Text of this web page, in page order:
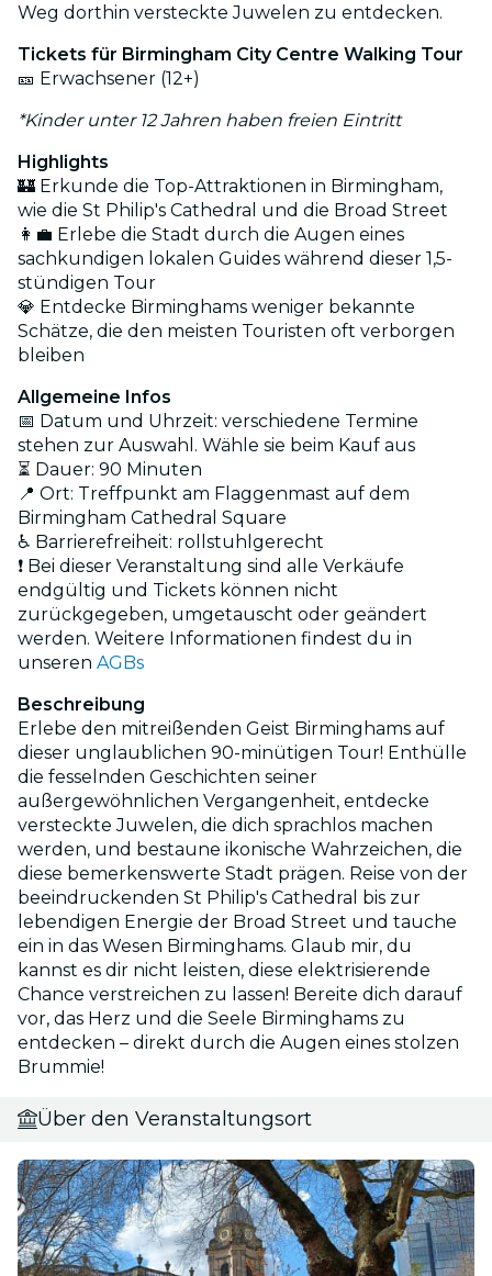
Weg dorthin versteckte Juwelen zu entdecken.
Tickets für Birmingham City Centre Walking Tour
🎫 Erwachsener (12+)
*Kinder unter 12 Jahren haben freien Eintritt
Highlights
🏰 Erkunde die Top-Attraktionen in Birmingham,
wie die St Philip's Cathedral und die Broad Street
👩‍💼 Erlebe die Stadt durch die Augen eines
sachkundigen lokalen Guides während dieser 1,5-
stündigen Tour
💎 Entdecke Birminghams weniger bekannte
Schätze, die den meisten Touristen oft verborgen
bleiben
Allgemeine Infos
📅 Datum und Uhrzeit: verschiedene Termine
stehen zur Auswahl. Wähle sie beim Kauf aus
⏳ Dauer: 90 Minuten
📍 Ort: Treffpunkt am Flaggenmast auf dem
Birmingham Cathedral Square
♿ Barrierefreiheit: rollstuhlgerecht
❗ Bei dieser Veranstaltung sind alle Verkäufe
endgültig und Tickets können nicht
zurückgegeben, umgetauscht oder geändert
werden. Weitere Informationen findest du in
unseren AGBs
Beschreibung
Erlebe den mitreißenden Geist Birminghams auf
dieser unglaublichen 90-minütigen Tour! Enthülle
die fesselnden Geschichten seiner
außergewöhnlichen Vergangenheit, entdecke
versteckte Juwelen, die dich sprachlos machen
werden, und bestaune ikonische Wahrzeichen, die
diese bemerkenswerte Stadt prägen. Reise von der
beeindruckenden St Philip's Cathedral bis zur
lebendigen Energie der Broad Street und tauche
ein in das Wesen Birminghams. Glaub mir, du
kannst es dir nicht leisten, diese elektrisierende
Chance verstreichen zu lassen! Bereite dich darauf
vor, das Herz und die Seele Birminghams zu
entdecken – direkt durch die Augen eines stolzen
Brummie!
Über den Veranstaltungsort